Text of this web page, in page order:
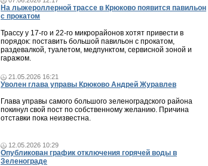
На лыжероллерной трассе в Крюково появится павильон
с прокатом
Трассу у 17-го и 22-го микрорайонов хотят привести в
порядок: поставить большой павильон с прокатом,
раздевалкой, туалетом, медпунктом, сервисной зоной и
гаражом.
21.05.2026 16:21
Уволен глава управы Крюково Андрей Журавлев
Глава управы самого большого зеленоградского района
покинул свой пост по собственному желанию. Причина
отставки пока неизвестна.
12.05.2026 10:29
Опубликован график отключения горячей воды в
Зеленограде